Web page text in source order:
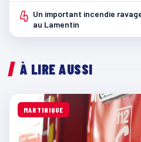
4 Un important incendie
au Lamentin
À LIRE AUSSI
MARTINIQUE